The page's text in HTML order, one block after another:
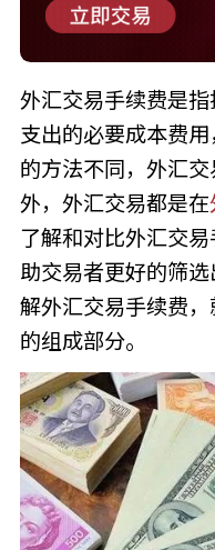
外汇交易手续费是
支出的必要成本费
的方法不同，外汇
外，外汇交易都是在
了解和对比外汇交
助交易者更好的筛
解外汇交易手续费
的组成部分。